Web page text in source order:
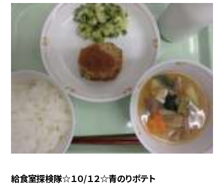
給食室探検隊☆１０/１２☆青のりポテト